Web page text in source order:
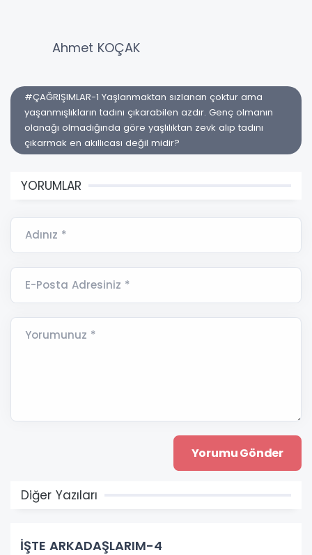
Ahmet KOÇAK
#ÇAĞRIŞIMLAR-1 Yaşlanmaktan sızlanan çoktur ama
yaşanmışlıkların tadını çıkarabilen azdır. Genç olmanın
olanağı olmadığında göre yaşlılıktan zevk alıp tadını
çıkarmak en akıllıcası değil midir?
YORUMLAR
Adınız *
E-Posta Adresiniz *
Yorumunuz *
Diğer Yazıları
İŞTE ARKADAŞLARIM-4